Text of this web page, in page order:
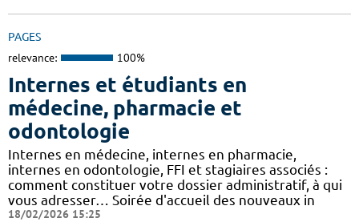
PAGES
relevance: 100%
Internes et étudiants en
médecine, pharmacie et
odontologie
Internes en médecine, internes en pharmacie,
internes en odontologie, FFI et stagiaires associés :
comment constituer votre dossier administratif, à qui
vous adresser… Soirée d'accueil des nouveaux in
18/02/2026 15:25